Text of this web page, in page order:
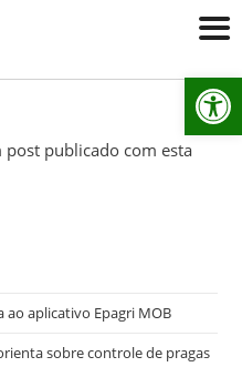
publicado com esta
ao aplicativo Epagri MOB
sobre controle de pragas